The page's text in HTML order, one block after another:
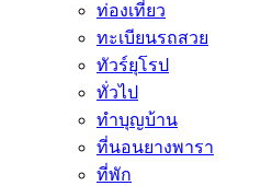
ท่องเที่ยว
ทะเบียนรถสวย
ทัวร์ยุโรป
ทั่วไป
ทำบุญบ้าน
ที่นอนยางพารา
ที่พัก